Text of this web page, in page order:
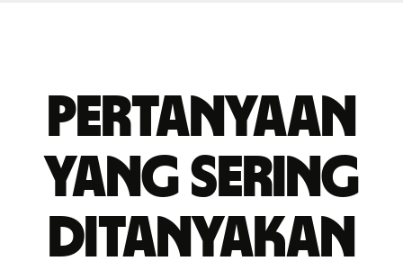
Pertanyaan
yang sering
ditanyakan